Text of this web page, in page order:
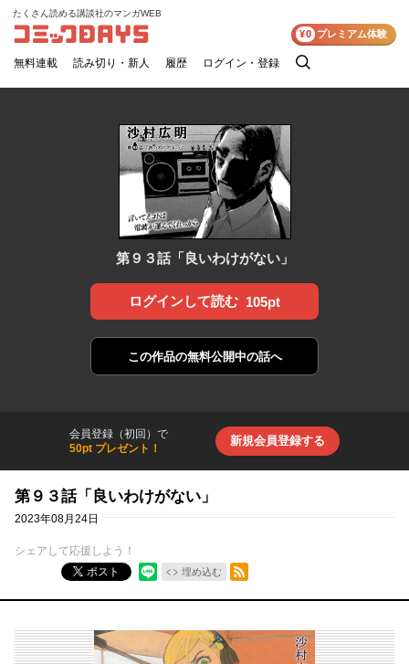
コミックDAYS
たくさん読める講談社のマンガWEB
無料連載 読み切り・新人 履歴 ログイン・登録
検
¥0 プレミアム体験
第９３話「良いわけがない」
ログインして読む 105pt
この作品の無料公開中の話へ
会員登録（初回）で
50pt プレゼント！
新規会員登録する
第９３話「良いわけがない」
2023年08月24日
シェアして応援しよう！
ポスト
埋め込む
RSSフィード